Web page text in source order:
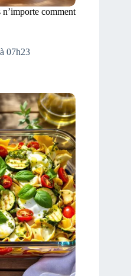
comment
07h23